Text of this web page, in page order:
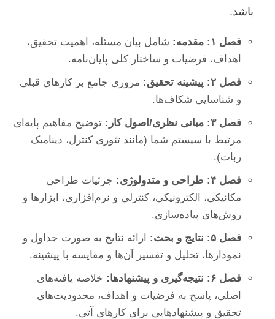
باشد.
فصل ۱: مقدمه:
شامل بیان مسئله، اهمیت تحقیق،
اهداف، فرضیات و ساختار کلی پایان‌نامه.
فصل ۲: پیشینه تحقیق:
مروری جامع بر کارهای قبلی
و شناسایی شکاف‌ها.
فصل ۳: مبانی نظری/اصول کار:
توضیح مفاهیم پایه‌ای
مرتبط با سیستم شما (مانند تئوری کنترل، دینامیک
ربات).
فصل ۴: طراحی و متدولوژی:
جزئیات طراحی
مکانیکی، الکترونیکی، کنترلی و نرم‌افزاری، ابزارها و
روش‌های پیاده‌سازی.
فصل ۵: نتایج و بحث:
ارائه نتایج به صورت جداول و
نمودارها، تحلیل و تفسیر آن‌ها و مقایسه با پیشینه.
فصل ۶: نتیجه‌گیری و پیشنهادها:
خلاصه یافته‌های
اصلی، پاسخ به فرضیات و اهداف، محدودیت‌های
تحقیق و پیشنهادهایی برای کارهای آتی.